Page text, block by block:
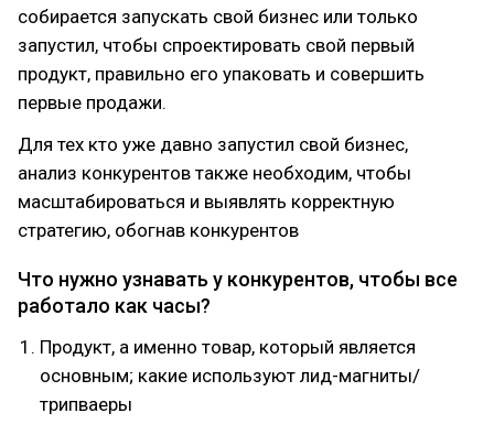
собирается запускать свой бизнес или только
запустил, чтобы спроектировать свой первый
продукт, правильно его упаковать и совершить
первые продажи.
Для тех кто уже давно запустил свой бизнес,
анализ конкурентов также необходим, чтобы
масштабироваться и выявлять корректную
стратегию, обогнав конкурентов
Что нужно узнавать у конкурентов, чтобы все
работало как часы?
Продукт, а именно товар, который является
основным; какие используют лид-магниты/
трипваеры